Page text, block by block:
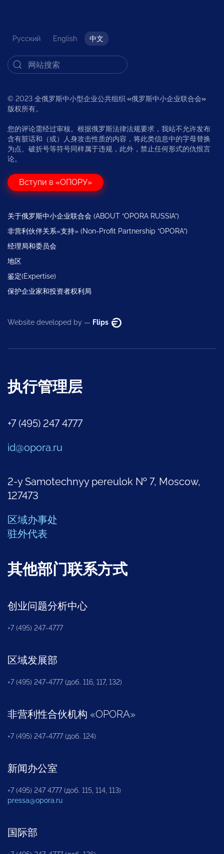
Русский English 中文
© 2023 全俄罗斯中小型企业公共组织 «俄罗斯中小企业联合会»
版权所有。
您的评论需经过审核。根据俄罗斯法律法规要求，我站不允许发布
含有脏话和（或）人身攻击性质的内容，将此类信息中的字母替换
为点、破折号等符号同样属于违规，此外，禁止任何形式的仇恨言
论。
Вступи в «ОПОРУ»
关于俄罗斯中小企业联合会 (ABOUT “OPORA RUSSIA”)
非营利伙伴关系«支持» (Non-Profit Partnership “OPORA”)
经理局和委员会
地区
鉴定(Expertise)
保护企业家和投资者权利局
Website developed by — Flips
执行管理层
+7 (495) 247 4777
id@opora.ru
2-y Samotechnyy pereulok № 7, Moscow,
127473
区域办事处
驻外代表
其他部门联系方式
创业问题分析中心
+7 (495) 247-4777
区域发展部
+7 (495) 247-4777 (доб. 116, 117, 132)
非营利性合伙机构 «OPORA»
+7 (495) 247-4777 (доб. 124)
新闻办公室
+7 (495) 247 4777 (доб. 115, 114, 113)
pressa@opora.ru
国际部